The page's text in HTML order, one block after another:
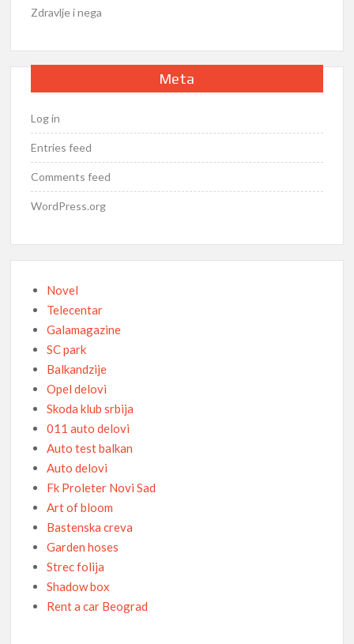
Zdravlje i nega
Meta
Log in
Entries feed
Comments feed
WordPress.org
Novel
Telecentar
Galamagazine
SC park
Balkandzije
Opel delovi
Skoda klub srbija
011 auto delovi
Auto test balkan
Auto delovi
Fk Proleter Novi Sad
Art of bloom
Bastenska creva
Garden hoses
Strec folija
Shadow box
Rent a car Beograd